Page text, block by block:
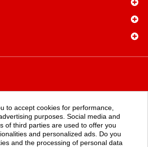
OK
to accept cookies for performance,
purposes. Social media and
of third parties are used to offer you
and personalized ads. Do you
and the processing of personal data